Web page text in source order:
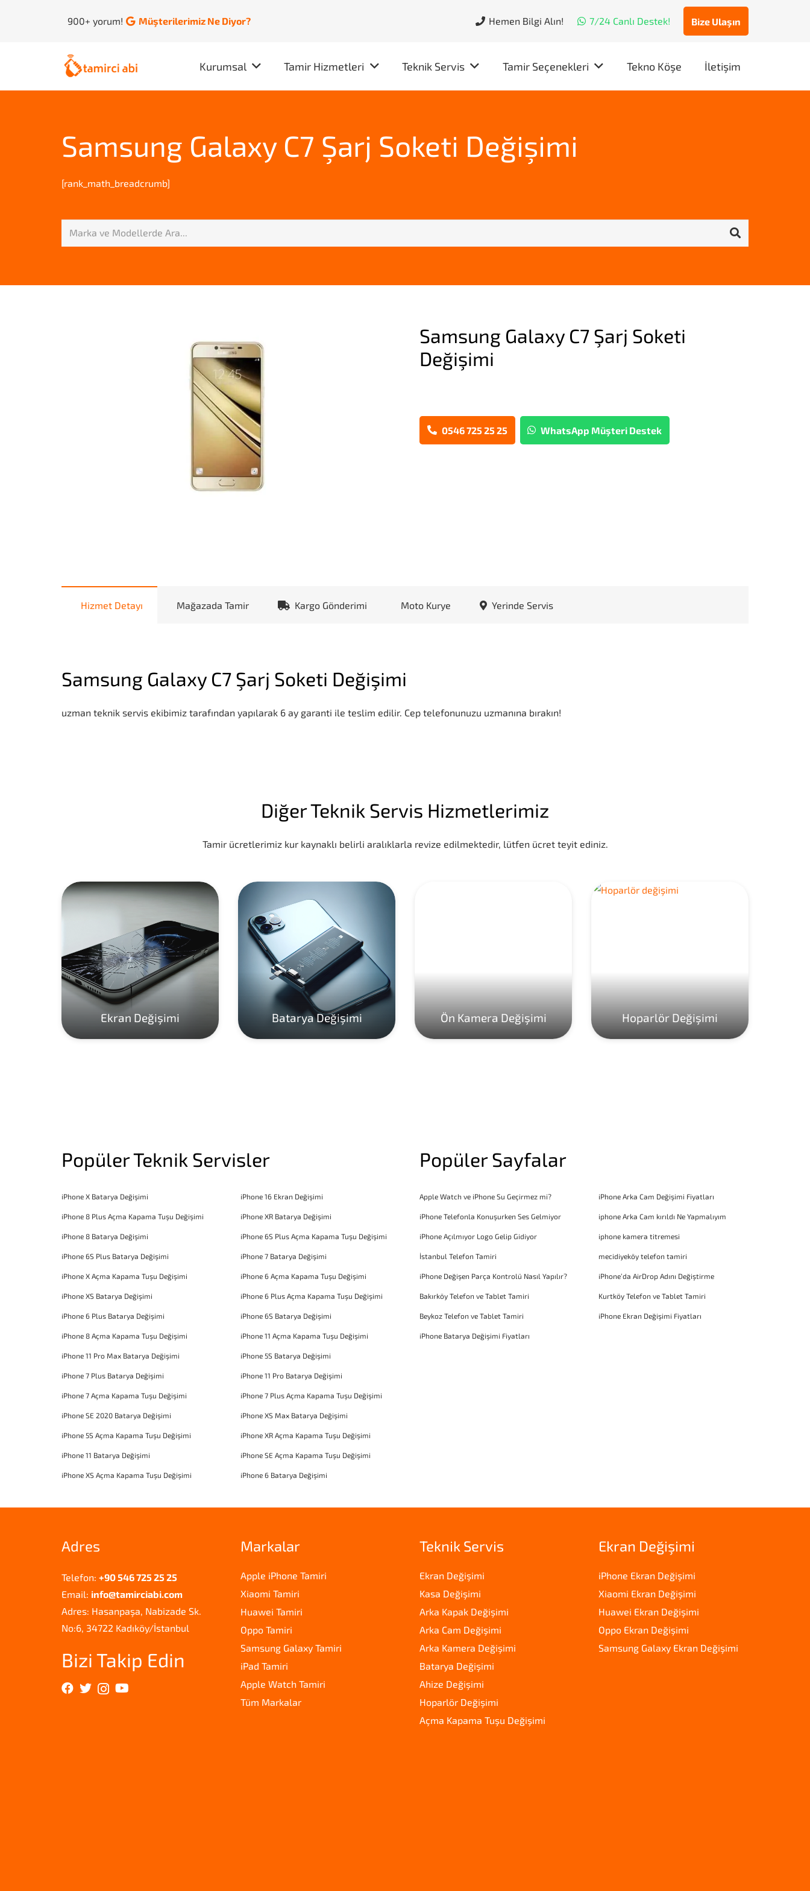
900+ yorum! Müşterilerimiz Ne Diyor? Hemen Bilgi Alın! 7/24 Canlı Destek! Bize Ulaşın
Kurumsal Tamir Hizmetleri Teknik Servis Tamir Seçenekleri Tekno Köşe İletişim
Samsung Galaxy C7 Şarj Soketi Değişimi
[rank_math_breadcrumb]
Samsung Galaxy C7 Şarj Soketi
Değişimi
0546 725 25 25 WhatsApp Müşteri Destek
Hizmet Detayı Mağazada Tamir Kargo Gönderimi Moto Kurye Yerinde Servis
Samsung Galaxy C7 Şarj Soketi Değişimi
uzman teknik servis ekibimiz tarafından yapılarak 6 ay garanti ile teslim edilir. Cep telefonunuzu uzmanına bırakın!
Diğer Teknik Servis Hizmetlerimiz
Tamir ücretlerimiz kur kaynaklı belirli aralıklarla revize edilmektedir, lütfen ücret teyit ediniz.
Ekran Değişimi Batarya Değişimi Ön Kamera Değişimi Hoparlör Değişimi
Popüler Teknik Servisler
iPhone X Batarya Değişimi iPhone 16 Ekran Değişimi
iPhone 8 Plus Açma Kapama Tuşu Değişimi iPhone XR Batarya Değişimi
iPhone 8 Batarya Değişimi iPhone 6S Plus Açma Kapama Tuşu Değişimi
iPhone 6S Plus Batarya Değişimi iPhone 7 Batarya Değişimi
iPhone X Açma Kapama Tuşu Değişimi iPhone 6 Açma Kapama Tuşu Değişimi
iPhone XS Batarya Değişimi iPhone 6 Plus Açma Kapama Tuşu Değişimi
iPhone 6 Plus Batarya Değişimi iPhone 6S Batarya Değişimi
iPhone 8 Açma Kapama Tuşu Değişimi iPhone 11 Açma Kapama Tuşu Değişimi
iPhone 11 Pro Max Batarya Değişimi iPhone 5S Batarya Değişimi
iPhone 7 Plus Batarya Değişimi iPhone 11 Pro Batarya Değişimi
iPhone 7 Açma Kapama Tuşu Değişimi iPhone 7 Plus Açma Kapama Tuşu Değişimi
iPhone SE 2020 Batarya Değişimi iPhone XS Max Batarya Değişimi
iPhone 5S Açma Kapama Tuşu Değişimi iPhone XR Açma Kapama Tuşu Değişimi
iPhone 11 Batarya Değişimi iPhone SE Açma Kapama Tuşu Değişimi
iPhone XS Açma Kapama Tuşu Değişimi iPhone 6 Batarya Değişimi
Popüler Sayfalar
Apple Watch ve iPhone Su Geçirmez mi? iPhone Arka Cam Değişimi Fiyatları
iPhone Telefonla Konuşurken Ses Gelmiyor iphone Arka Cam kırıldı Ne Yapmalıyım
iPhone Açılmıyor Logo Gelip Gidiyor iphone kamera titremesi
İstanbul Telefon Tamiri mecidiyeköy telefon tamiri
iPhone Değişen Parça Kontrolü Nasıl Yapılır? iPhone’da AirDrop Adını Değiştirme
Bakırköy Telefon ve Tablet Tamiri Kurtköy Telefon ve Tablet Tamiri
Beykoz Telefon ve Tablet Tamiri iPhone Ekran Değişimi Fiyatları
iPhone Batarya Değişimi Fiyatları
Adres
Telefon: +90 546 725 25 25
Email: info@tamirciabi.com
Adres: Hasanpaşa, Nabizade Sk.
No:6, 34722 Kadıköy/İstanbul
Bizi Takip Edin
Markalar
Apple iPhone Tamiri
Xiaomi Tamiri
Huawei Tamiri
Oppo Tamiri
Samsung Galaxy Tamiri
iPad Tamiri
Apple Watch Tamiri
Tüm Markalar
Teknik Servis
Ekran Değişimi
Kasa Değişimi
Arka Kapak Değişimi
Arka Cam Değişimi
Arka Kamera Değişimi
Batarya Değişimi
Ahize Değişimi
Hoparlör Değişimi
Açma Kapama Tuşu Değişimi
Ekran Değişimi
iPhone Ekran Değişimi
Xiaomi Ekran Değişimi
Huawei Ekran Değişimi
Oppo Ekran Değişimi
Samsung Galaxy Ekran Değişimi